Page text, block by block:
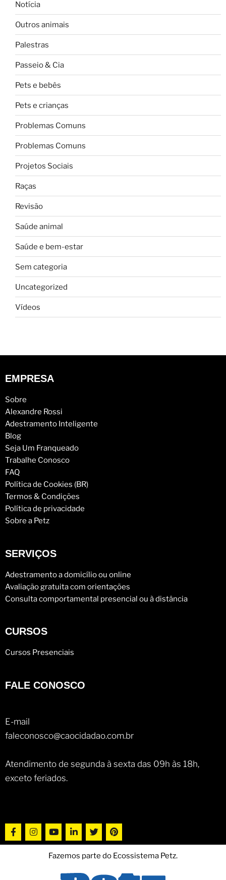
Notícia
Outros animais
Palestras
Passeio & Cia
Pets e bebês
Pets e crianças
Problemas Comuns
Problemas Comuns
Projetos Sociais
Raças
Revisão
Saúde animal
Saúde e bem-estar
Sem categoria
Uncategorized
Vídeos
EMPRESA
Sobre
Alexandre Rossi
Adestramento Inteligente
Blog
Seja Um Franqueado
Trabalhe Conosco
FAQ
Política de Cookies (BR)
Termos & Condições
Política de privacidade
Sobre a Petz
SERVIÇOS
Adestramento a domicílio ou online
Avaliação gratuita com orientações
Consulta comportamental presencial ou à distância
CURSOS
Cursos Presenciais
FALE CONOSCO
E-mail
faleconosco@caocidadao.com.br
Atendimento de segunda à sexta das 09h às 18h,
exceto feriados.
Fazemos parte do Ecossistema Petz.